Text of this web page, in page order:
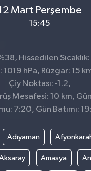
Mart Perşembe
15:45
Hissedilen Sıcaklık:
1019 hPa, Rüzgar: 15
Çiy Noktası: -1.2,
Mesafesi: 10 km, Gün
7:20, Gün Batımı:
Adıyaman
Amasya